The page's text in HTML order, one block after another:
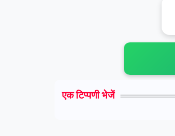
एक टिप्पणी भेजें